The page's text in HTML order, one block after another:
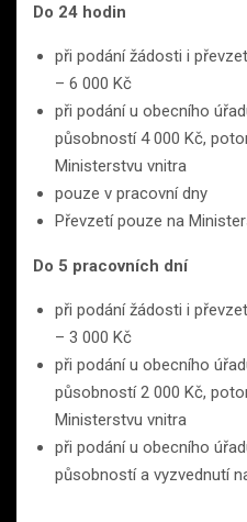
Do 24 hodin
při podání žádosti i
– 6 000 Kč
při podání u obecního
působností 4 000 Kč,
Ministerstvu vnitra
pouze v pracovní dny
Převzetí pouze na
Do 5 pracovních dní
při podání žádosti i
– 3 000 Kč
při podání u obecního
působností 2 000 Kč,
Ministerstvu vnitra
při podání u obecního
působností a vyzvednutí